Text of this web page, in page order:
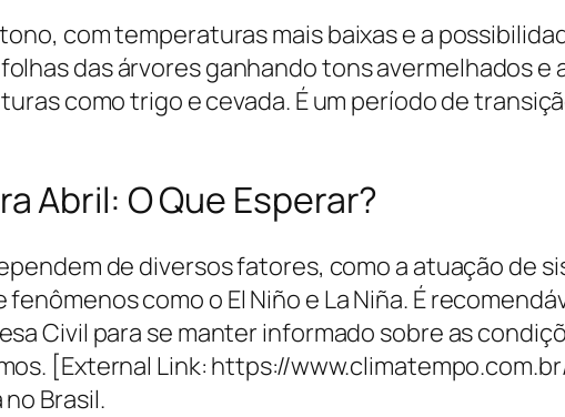
com temperaturas mais baixas e a
das árvores ganhando tons avermelhados e
como trigo e cevada. É um período de
Abril: O Que Esperar?
de diversos fatores, como a atuação de
como o El Niño e La Niña. É
Civil para se manter informado sobre as
[External Link: https://
Brasil.